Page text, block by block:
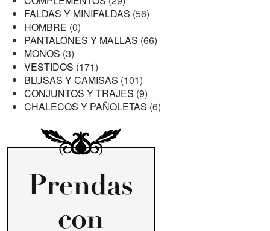
FALDAS Y MINIFALDAS (56)
HOMBRE (0)
PANTALONES Y MALLAS (66)
MONOS (3)
VESTIDOS (171)
BLUSAS Y CAMISAS (101)
CONJUNTOS Y TRAJES (9)
CHALECOS Y PAÑOLETAS (6)